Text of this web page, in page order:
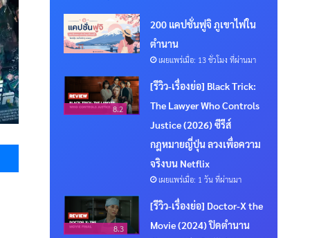
Messenger
200 แคปชั่นฟูจิ ภูเขาไฟใน
ตำนาน
เผยแพร่เมื่อ: 13 ชั่วโมง ที่ผ่านมา
8.2
[รีวิว-เรื่องย่อ] Black Trick:
The Lawyer Who Controls
Justice (2026) ซีรีส์
กฎหมายญี่ปุ่น ลวงเพื่อความ
จริงบน Netflix
เผยแพร่เมื่อ: 1 วัน ที่ผ่านมา
8.3
[รีวิว-เรื่องย่อ] Doctor-X the
Movie (2024) ปิดตำนาน